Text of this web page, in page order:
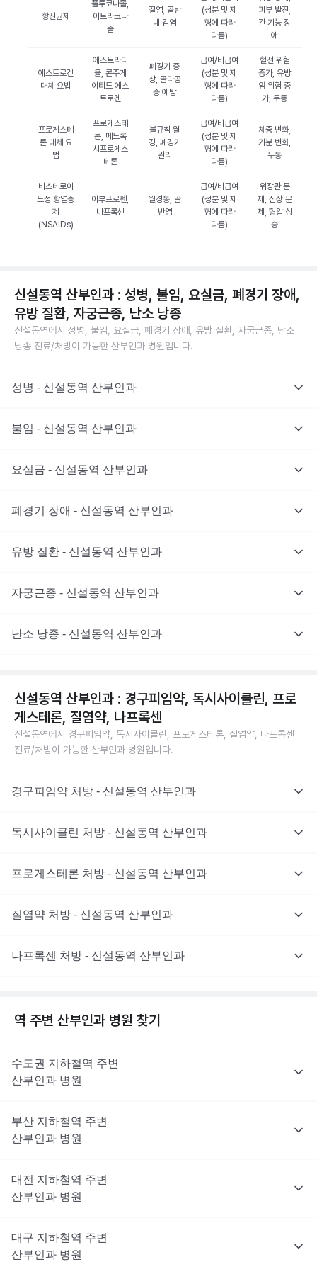
항진균제
플루코나졸,
이트라코나
졸
질염, 골반
내 감염
(성분 및 제
형에 따라
다름)
피부 발진,
간 기능 장
애
에스트로겐
대체 요법
에스트라디
올, 콘주게
이티드 에스
트로겐
폐경기 증
상, 골다공
증 예방
급여/비급여
(성분 및 제
형에 따라
다름)
혈전 위험
증가, 유방
암 위험 증
가, 두통
프로게스테
론 대체 요
법
프로게스테
론, 메드록
시프로게스
테론
불규칙 월
경, 폐경기
관리
급여/비급여
(성분 및 제
형에 따라
다름)
체중 변화,
기분 변화,
두통
비스테로이
드성 항염증
제
(NSAIDs)
이부프로펜,
나프록센
월경통, 골
반염
급여/비급여
(성분 및 제
형에 따라
다름)
위장관 문
제, 신장 문
제, 혈압 상
승
신설동역 산부인과 : 성병, 불임, 요실금, 폐경기 장애,
유방 질환, 자궁근종, 난소 낭종
신설동역에서 성병, 불임, 요실금, 폐경기 장애, 유방 질환, 자궁근종, 난소
낭종 진료/처방이 가능한 산부인과 병원입니다.
성병 - 신설동역 산부인과
불임 - 신설동역 산부인과
요실금 - 신설동역 산부인과
폐경기 장애 - 신설동역 산부인과
유방 질환 - 신설동역 산부인과
자궁근종 - 신설동역 산부인과
난소 낭종 - 신설동역 산부인과
신설동역 산부인과 : 경구피임약, 독시사이클린, 프로
게스테론, 질염약, 나프록센
신설동역에서 경구피임약, 독시사이클린, 프로게스테론, 질염약, 나프록센
진료/처방이 가능한 산부인과 병원입니다.
경구피임약 처방 - 신설동역 산부인과
독시사이클린 처방 - 신설동역 산부인과
프로게스테론 처방 - 신설동역 산부인과
질염약 처방 - 신설동역 산부인과
나프록센 처방 - 신설동역 산부인과
역 주변 산부인과 병원 찾기
수도권 지하철역 주변
산부인과 병원
부산 지하철역 주변
산부인과 병원
대전 지하철역 주변
산부인과 병원
대구 지하철역 주변
산부인과 병원